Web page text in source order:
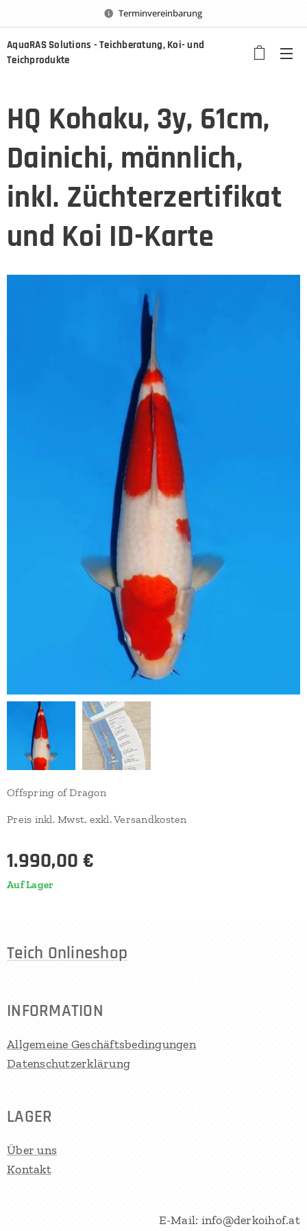
Terminvereinbarung
AquaRAS Solutions - Teichberatung, Koi- und
Teichprodukte
HQ Kohaku, 3y, 61cm,
Dainichi, männlich,
inkl. Züchterzertifikat
und Koi ID-Karte
Offspring of Dragon
Preis inkl. Mwst. exkl. Versandkosten
1.990,00 €
Auf Lager
Teich Onlineshop
INFORMATION
Allgemeine Geschäftsbedingungen
Datenschutzerklärung
LAGER
Über uns
Kontakt
E-Mail: info@derkoihof.at